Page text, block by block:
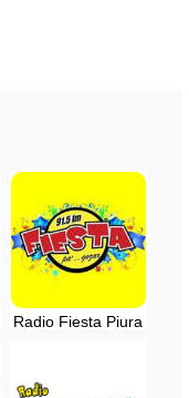
Radio Fiesta Piura